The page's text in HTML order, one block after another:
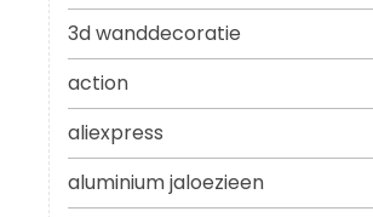
3d wanddecoratie
action
aliexpress
aluminium jaloezieen